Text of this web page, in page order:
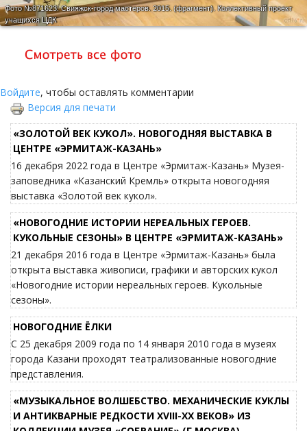
Фото №871623.Свияжск-город мастеров. 2015. (фрагмент). Коллективный проект
учащихся ЦДК
Войдите, чтобы оставлять комментарии
Версия для печати
«ЗОЛОТОЙ ВЕК КУКОЛ». НОВОГОДНЯЯ ВЫСТАВКА В
ЦЕНТРЕ «ЭРМИТАЖ-КАЗАНЬ»
16 декабря 2022 года в Центре «Эрмитаж-Казань» Музея-
заповедника «Казанский Кремль» открыта новогодняя
выставка «Золотой век кукол».
«НОВОГОДНИЕ ИСТОРИИ НЕРЕАЛЬНЫХ ГЕРОЕВ.
КУКОЛЬНЫЕ СЕЗОНЫ» В ЦЕНТРЕ «ЭРМИТАЖ-КАЗАНЬ»
21 декабря 2016 года в Центре «Эрмитаж-Казань» была
открыта выставка живописи, графики и авторских кукол
«Новогодние истории нереальных героев. Кукольные
сезоны».
НОВОГОДНИЕ ЁЛКИ
С 25 декабря 2009 года по 14 января 2010 года в музеях
города Казани проходят театрализованные новогодние
представления.
«МУЗЫКАЛЬНОЕ ВОЛШЕБСТВО. МЕХАНИЧЕСКИЕ КУКЛЫ
И АНТИКВАРНЫЕ РЕДКОСТИ XVIII-XX ВЕКОВ» ИЗ